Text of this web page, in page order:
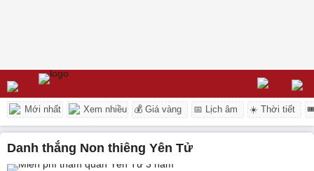
Mới nhất Xem nhiều 💰 Giá vàng 📅 Lịch âm ☀️ Thời tiết
Danh thắng Non thiêng Yên Tử